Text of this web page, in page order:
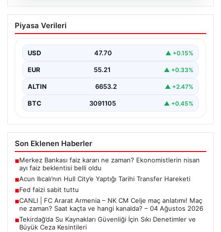
03.08.2026
Tekirdağ’da Su Kaynakları Güvenliği
İçin Sıkı Denetimler ve Büyük Ceza
Türkiye’nin Marmara bölgesindeki önemli tarım ve
çalışmalarını…
Piyasa Verileri
USD 47.70 ▲ +0.15%
EUR 55.21 ▲ +0.33%
ALTIN 6653.2 ▲ +2.47%
BTC 3091105 ▲ +0.45%
Son Eklenen Haberler
■Merkez Bankası faiz kararı ne zaman? Ekonomistlerin nisan
ayı faiz beklentisi belli oldu
■Acun Ilıcalı’nın Hull City’e Yaptığı Tarihi Transfer Hareketi
■Fed faizi sabit tuttu
■CANLI | FC Ararat Armenia – NK CM Celje maç anlatımı! Maç
ne zaman? Saat kaçta ve hangi kanalda? – 04 Ağustos 2026
■Tekirdağ’da Su Kaynakları Güvenliği İçin Sıkı Denetimler ve
Büyük Ceza Kesintileri